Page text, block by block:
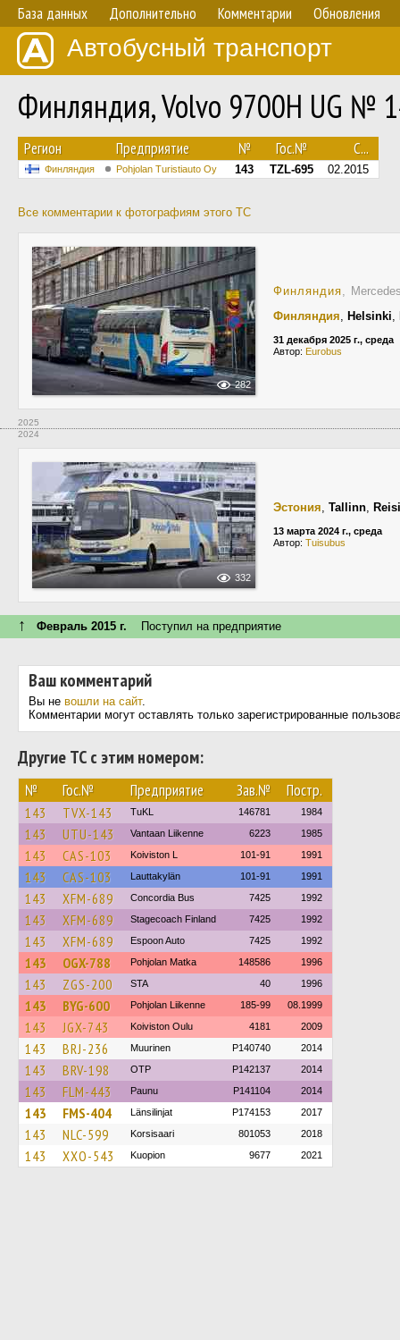
База данных Дополнительно Комментарии Обновления
Автобусный транспорт
Финляндия, Volvo 9700H UG №
Регион Предприятие № Гос.№ С...
Финляндия Pohjolan Turistiauto Oy 143 TZL-695 02.2015
Все комментарии к фотографиям этого ТС
282
Финляндия,
Финляндия, Helsinki,
31 декабря 2025 г., среда
Автор: Eurobus
2025
2024
332
Эстония, Tallinn,
13 марта 2024 г., среда
Автор: Tuisubus
↑ Февраль 2015 г. Поступил на предприятие
Ваш комментарий
Вы не вошли на сайт.
Комментарии могут оставлять только зарегистрированные
Другие ТС с этим номером:
№ Гос.№ Предприятие Зав.№ Постр.
143 TVX-143 TuKL 146781 1984
143 UTU-143 Vantaan Liikenne 6223 1985
143 CAS-103 Koiviston L 101-91 1991
143 CAS-103 Lauttakylän 101-91 1991
143 XFM-689 Concordia Bus 7425 1992
143 XFM-689 Stagecoach Finland 7425 1992
143 XFM-689 Espoon Auto 7425 1992
143 OGX-788 Pohjolan Matka 148586 1996
143 ZGS-200 STA 40 1996
143 BYG-600 Pohjolan Liikenne 185-99 08.1999
143 JGX-743 Koiviston Oulu 4181 2009
143 BRJ-236 Muurinen P140740 2014
143 BRV-198 OTP P142137 2014
143 FLM-443 Paunu P141104 2014
143 FMS-404 Länsilinjat P174153 2017
143 NLC-599 Korsisaari 801053 2018
143 XXO-543 Kuopion 9677 2021